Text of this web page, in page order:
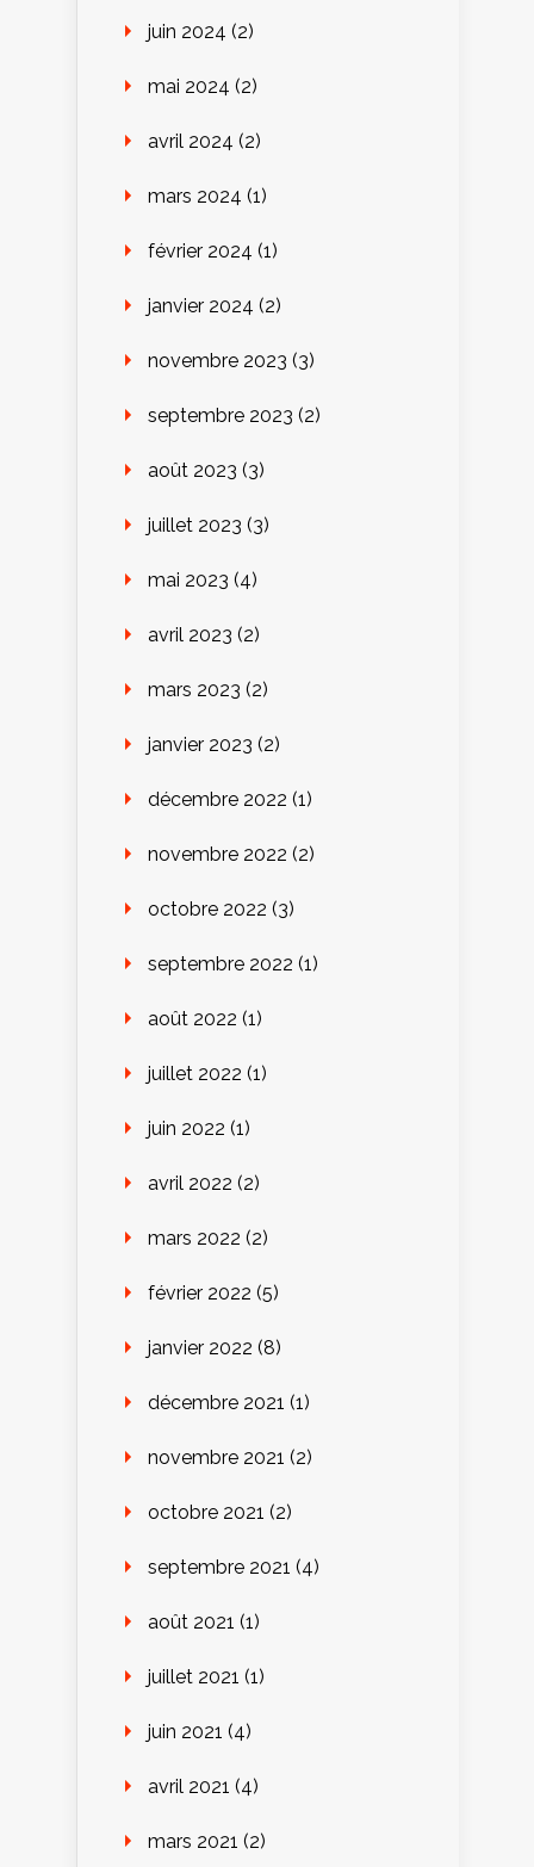
juin 2024 (2)
mai 2024 (2)
avril 2024 (2)
mars 2024 (1)
février 2024 (1)
janvier 2024 (2)
novembre 2023 (3)
septembre 2023 (2)
août 2023 (3)
juillet 2023 (3)
mai 2023 (4)
avril 2023 (2)
mars 2023 (2)
janvier 2023 (2)
décembre 2022 (1)
novembre 2022 (2)
octobre 2022 (3)
septembre 2022 (1)
août 2022 (1)
juillet 2022 (1)
juin 2022 (1)
avril 2022 (2)
mars 2022 (2)
février 2022 (5)
janvier 2022 (8)
décembre 2021 (1)
novembre 2021 (2)
octobre 2021 (2)
septembre 2021 (4)
août 2021 (1)
juillet 2021 (1)
juin 2021 (4)
avril 2021 (4)
mars 2021 (2)